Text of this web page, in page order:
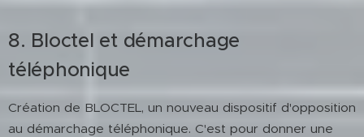
8. Bloctel et démarchage
téléphonique
Création de BLOCTEL, un nouveau dispositif d'opposition
au démarchage téléphonique. C'est pour donner une